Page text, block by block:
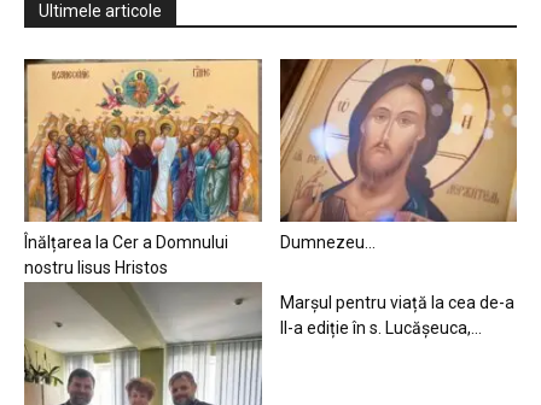
Ultimele articole
Înălțarea la Cer a Domnului
nostru Iisus Hristos
Dumnezeu…
Marșul pentru viață la cea de-a
II-a ediție în s. Lucășeuca,...